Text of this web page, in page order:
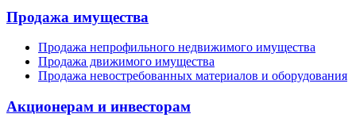
Продажа имущества
Продажа непрофильного недвижимого имущества
Продажа движимого имущества
Продажа невостребованных материалов и оборудования
Акционерам и инвесторам